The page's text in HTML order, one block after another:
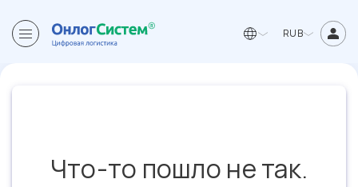
RUB
Что-то пошло не так.